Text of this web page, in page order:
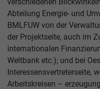
Abteilung Energie- und
BMLFUW von der
der Projektseite, auch im
internationalen
Weltbank etc.); und bei
Interessensvertreterseite,
Arbeitskreisen –